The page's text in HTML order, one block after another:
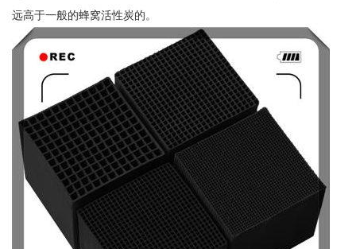
远高于一般的蜂窝活性炭的。